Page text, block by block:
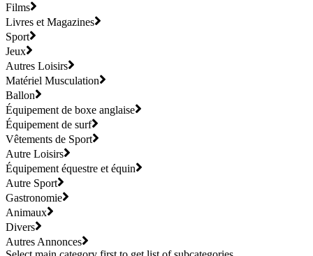
Films
Livres et Magazines
Sport
Jeux
Autres Loisirs
Matériel Musculation
Ballon
Équipement de boxe anglaise
Équipement de surf
Vêtements de Sport
Autre Loisirs
Équipement équestre et équin
Autre Sport
Gastronomie
Animaux
Divers
Autres Annonces